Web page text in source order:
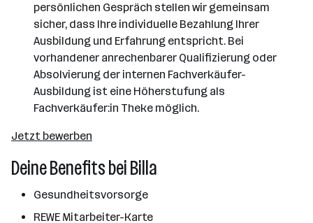
persönlichen Gespräch stellen wir gemeinsam
sicher, dass Ihre individuelle Bezahlung Ihrer
Ausbildung und Erfahrung entspricht. Bei
vorhandener anrechenbarer Qualifizierung oder
Absolvierung der internen Fachverkäufer-
Ausbildung ist eine Höherstufung als
Fachverkäufer:in Theke möglich.
Jetzt bewerben
Deine Benefits bei Billa
Gesundheitsvorsorge
REWE Mitarbeiter-Karte